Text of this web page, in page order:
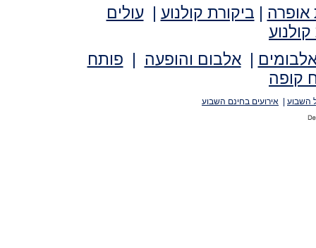
אופרה | ביקורת קולנוע |עולים
קולנוע
|אלבום והופעה | פותח
קופה
השבוע אירועים בחינם השבוע